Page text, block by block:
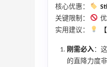
核心优惠：
关键限制：
实用建议：
刚需必入：
的直降力度
满$200
享额外9折